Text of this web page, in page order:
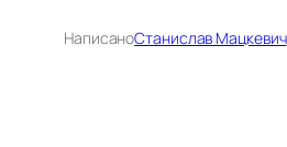
НаписаноСтанислав Мацкевич